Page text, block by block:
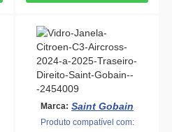
Marca: Saint Gobain
Produto compatível com: